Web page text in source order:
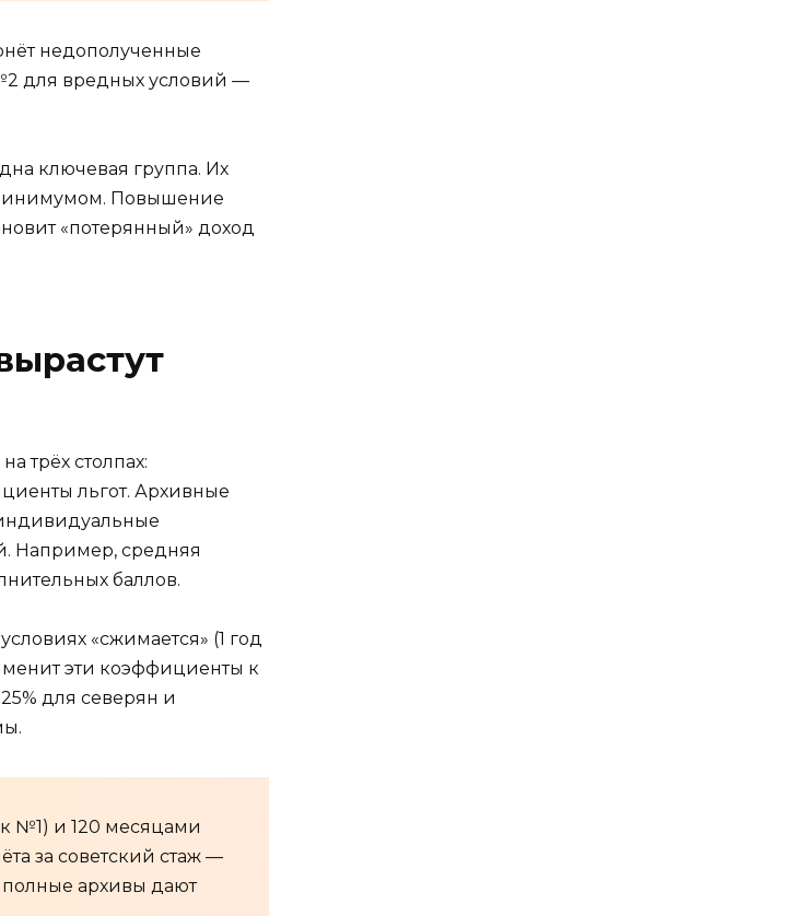
недополученные
для вредных условий —
ключевая группа. Их
Повышение
«потерянный» доход
трёх столпах:
льгот. Архивные
Например, средняя
баллов.
«сжимается» (1 год
эти коэффициенты к
для северян и
№1) и 120 месяцами
за советский стаж —
полные архивы дают